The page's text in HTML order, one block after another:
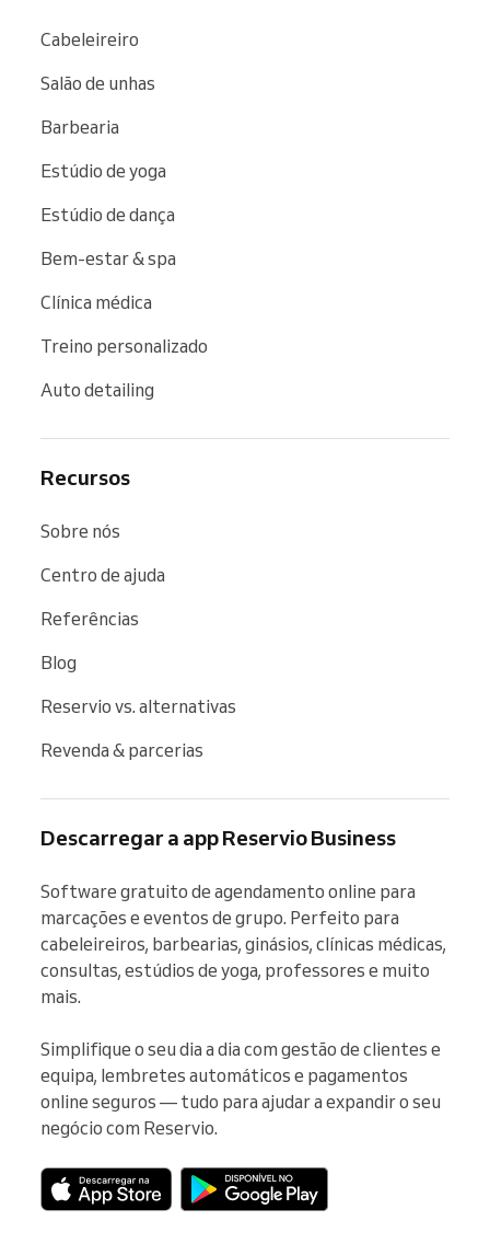
Cabeleireiro
Salão de unhas
Barbearia
Estúdio de yoga
Estúdio de dança
Bem-estar & spa
Clínica médica
Treino personalizado
Auto detailing
Recursos
Sobre nós
Centro de ajuda
Referências
Blog
Reservio vs. alternativas
Revenda & parcerias
Descarregar a app Reservio Business
Software gratuito de agendamento online para
marcações e eventos de grupo. Perfeito para
cabeleireiros, barbearias, ginásios, clínicas médicas,
consultas, estúdios de yoga, professores e muito
mais.
Simplifique o seu dia a dia com gestão de clientes e
equipa, lembretes automáticos e pagamentos
online seguros — tudo para ajudar a expandir o seu
negócio com Reservio.